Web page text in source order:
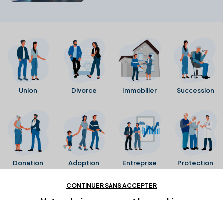
Union Divorce Immobilier Succession
Donation Adoption Entreprise Protection
CONTINUER SANS ACCEPTER